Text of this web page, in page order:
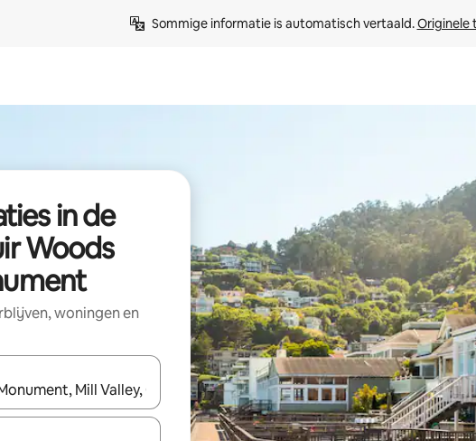
Sommige informatie is automatisch vertaald. Originele
in de
Woods
woningen en
zijn, maak je een keuze met je de pijltjestoetsen omhoog en omlaag,